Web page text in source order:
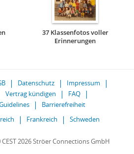
37 Klassenfotos voller
Erinnerungen
Datenschutz
Impressum
Vertrag kündigen
FAQ
Barrierefreiheit
Frankreich Schweden
2026 Ströer Connections GmbH